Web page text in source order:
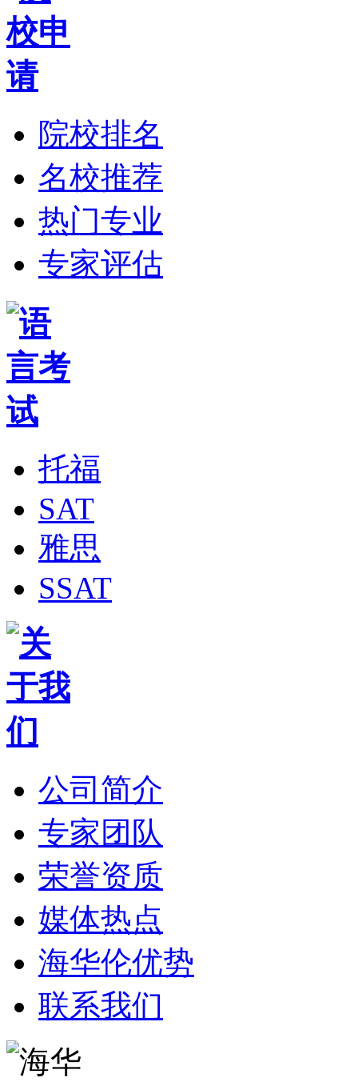
院校排名
名校推荐
热门专业
专家评估
托福
SAT
雅思
SSAT
公司简介
专家团队
荣誉资质
媒体热点
海华伦优势
联系我们